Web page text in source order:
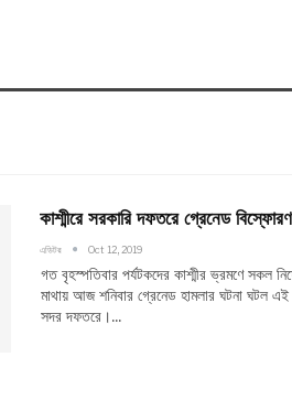
কাশ্মীরে সরকারি দফতরে গ্রেনেড
এডিটর Oct 12, 2019
গত বৃহস্পতিবার পর্যটকদের কাশ্মীর ভ্রমণে সকল
মাথায় আজ শনিবার গ্রেনেড হামলার ঘটনা ঘটল
সদর দফতরে।…